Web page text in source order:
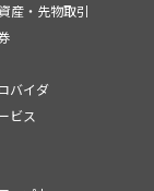
産・先物取引
バイダ
ビス